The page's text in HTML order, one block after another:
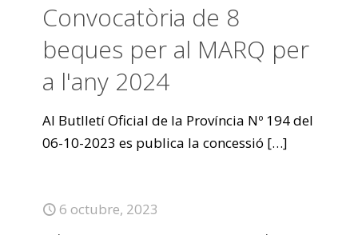
Convocatòria de 8
beques per al MARQ per
a l'any 2024
Al Butlletí Oficial de la Província Nº 194 del
06-10-2023 es publica la concessió […]
6 octubre, 2023